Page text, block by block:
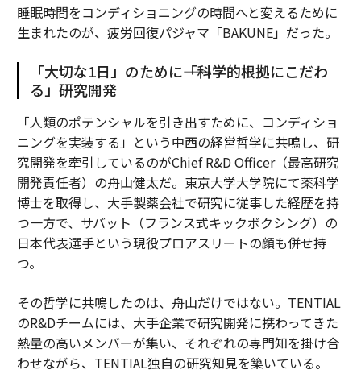
睡眠時間をコンディショニングの時間へと変えるために
生まれたのが、疲労回復パジャマ「BAKUNE」だった。
「大切な1日」のために――「科学的根拠にこだわ
る」研究開発
「人類のポテンシャルを引き出すために、コンディショ
ニングを実装する」という中西の経営哲学に共鳴し、研
究開発を牽引しているのがChief R&D Officer（最高研究
開発責任者）の舟山健太だ。東京大学大学院にて薬科学
博士を取得し、大手製薬会社で研究に従事した経歴を持
つ一方で、サバット（フランス式キックボクシング）の
日本代表選手という現役プロアスリートの顔も併せ持
つ。
その哲学に共鳴したのは、舟山だけではない。TENTIAL
のR&Dチームには、大手企業で研究開発に携わってきた
熱量の高いメンバーが集い、それぞれの専門知を掛け合
わせながら、TENTIAL独自の研究知見を築いている。